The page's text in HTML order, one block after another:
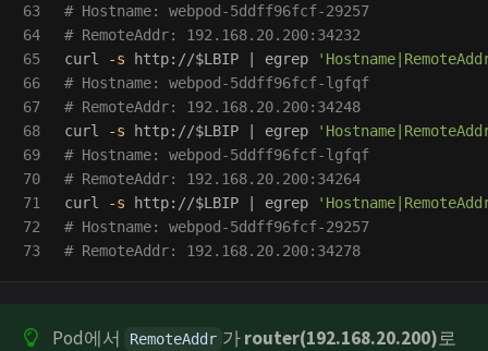
63
64
65
66
67
68
69
70
71
72
# Hostname: webpod-5ddff96fcf-29257
# RemoteAddr: 192.168.20.200:34232
curl
-s http://$LBIP | egrep
# Hostname: webpod-5ddff96fcf-lgfqf
# RemoteAddr: 192.168.20.200:34248
curl
-s http://$LBIP | egrep
# Hostname: webpod-5ddff96fcf-lgfqf
# RemoteAddr: 192.168.20.200:34264
curl
-s http://$LBIP | egrep
# Hostname: webpod-5ddff96fcf-29257
# RemoteAddr: 192.168.20.200:34278
Pod에서 RemoteAddr 가router(192.168.20.200)로